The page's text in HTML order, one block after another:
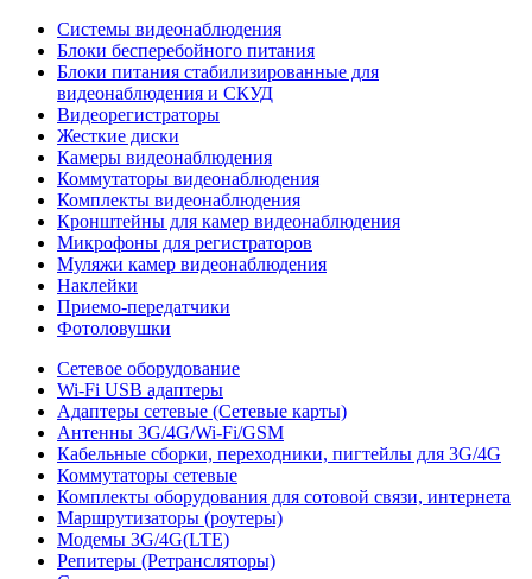
Системы видеонаблюдения
Блоки бесперебойного питания
Блоки питания стабилизированные для
видеонаблюдения и СКУД
Видеорегистраторы
Жесткие диски
Камеры видеонаблюдения
Коммутаторы видеонаблюдения
Комплекты видеонаблюдения
Кронштейны для камер видеонаблюдения
Микрофоны для регистраторов
Муляжи камер видеонаблюдения
Наклейки
Приемо-передатчики
Фотоловушки
Сетевое оборудование
Wi-Fi USB адаптеры
Адаптеры сетевые (Сетевые карты)
Антенны 3G/4G/Wi-Fi/GSM
Кабельные сборки, переходники, пигтейлы для 3G/4G
Коммутаторы сетевые
Комплекты оборудования для сотовой связи, интернета
Маршрутизаторы (роутеры)
Модемы 3G/4G(LTE)
Репитеры (Ретрансляторы)